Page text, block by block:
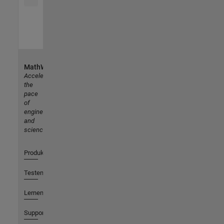
MathWorks
Accelerating
the
pace
of
engineering
and
science
Produkte
Testen oder Kaufen
Lernen
Support